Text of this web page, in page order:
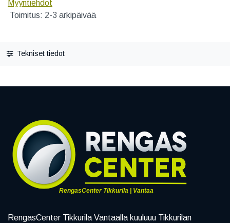
Myyntiehdot
Toimitus: 2-3 arkipäivää
Tekniset tiedot
RengasCenter Tikkurila | Vantaa
RengasCenter Tikkurila Vantaalla kuuluuu Tikkurilan